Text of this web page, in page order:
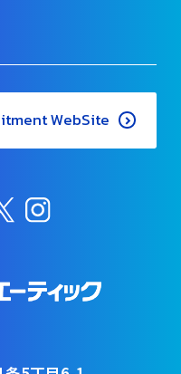
WebSite